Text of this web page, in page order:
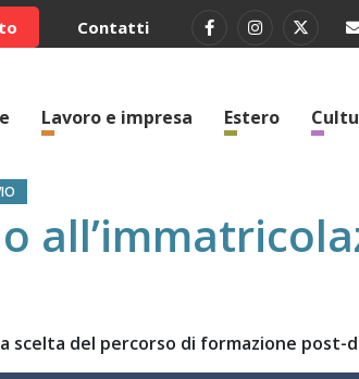
Contatti
Lavoro e impresa Estero
scelta del percorso di formazione post-